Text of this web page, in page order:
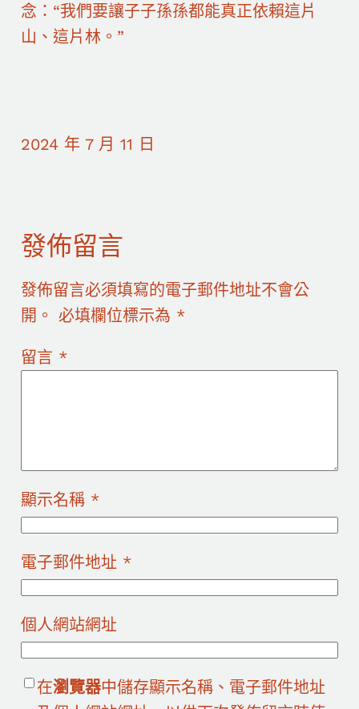
念：“我們要讓子子孫孫都能真正依賴這片
山、這片林。”
2024 年 7 月 11 日
發佈留言
發佈留言必須填寫的電子郵件地址不會公
開。 必填欄位標示為 *
留言 *
顯示名稱 *
電子郵件地址 *
個人網站網址
在瀏覽器中儲存顯示名稱、電子郵件地址